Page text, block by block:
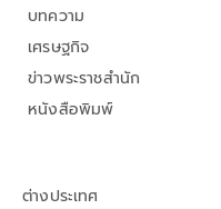
บทความ
เศรษฐกิจ
ข่าวพระราชสำนัก
หนังสือพิมพ์
ต่างประเทศ